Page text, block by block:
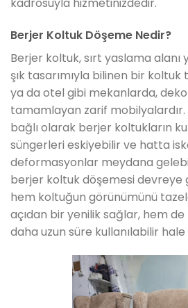
Berjer Koltuk Döşeme Nedir?
Berjer koltuk, sırt yaslama alanı
şık tasarımıyla bilinen bir koltuk
ya da otel gibi mekanlarda,
tamamlayan zarif mobilyalardır.
bağlı olarak berjer koltukların
süngerleri eskiyebilir ve hatta
deformasyonlar meydana
berjer koltuk döşemesi devreye
hem koltuğun görünümünü
açıdan bir yenilik sağlar, hem
daha uzun süre kullanılabilir